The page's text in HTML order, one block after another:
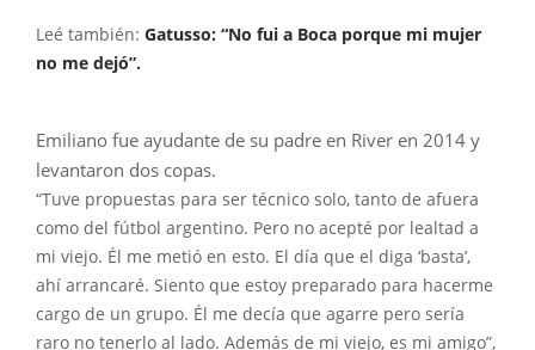
Leé también: Gatusso: “No fui a Boca porque mi mujer
no me dejó”.
Emiliano fue ayudante de su padre en River en 2014 y
levantaron dos copas.
“Tuve propuestas para ser técnico solo, tanto de afuera
como del fútbol argentino. Pero no acepté por lealtad a
mi viejo. Él me metió en esto. El día que el diga ‘basta’,
ahí arrancaré. Siento que estoy preparado para hacerme
cargo de un grupo. Él me decía que agarre pero sería
raro no tenerlo al lado. Además de mi viejo, es mi amigo”,